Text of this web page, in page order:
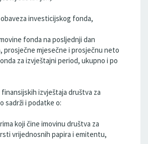
investicijskog fonda,
fonda na posljednji dan
prosječne mjesečne i prosječnu neto
za izvještajni period, ukupno i po
izvještaja društva za
sadrži i podatke o:
koji čine imovinu društva za
vrijednosnih papira i emitentu,